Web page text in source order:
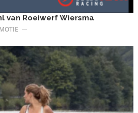
van Roeiwerf Wiersma